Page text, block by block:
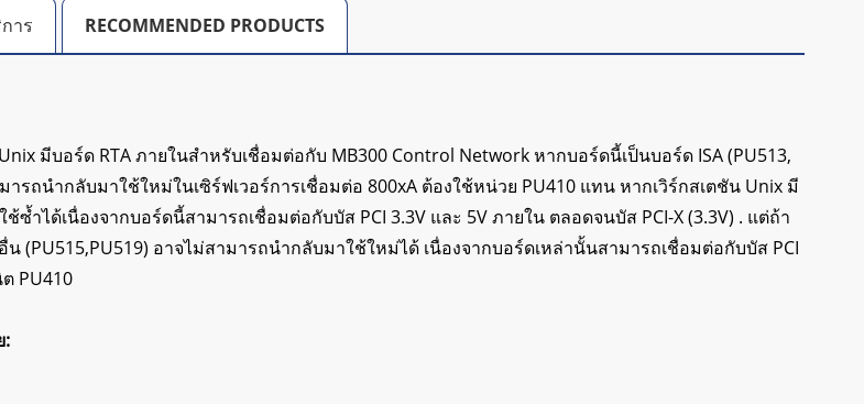
าร RECOMMENDED PRODUCTS
มีบอร์ด RTA ภายในสำหรับเชื่อมต่อกับ MB300 Control Network หากบอร์ดนี้เป็นบอร์ด ISA (PU513,
ารถนำกลับมาใช้ใหม่ในเซิร์ฟเวอร์การเชื่อมต่อ 800xA ต้องใช้หน่วย PU410 แทน หากเวิร์กสเตชัน Unix มี
ช้ซ้ำได้เนื่องจากบอร์ดนี้สามารถเชื่อมต่อกับบัส PCI 3.3V และ 5V ภายใน ตลอดจนบัส PCI-X (3.3V) . แต่ถ้า
น (PU515,PU519) อาจไม่สามารถนำกลับมาใช้ใหม่ได้ เนื่องจากบอร์ดเหล่านั้นสามารถเชื่อมต่อกับบัส PCI
PU410
: